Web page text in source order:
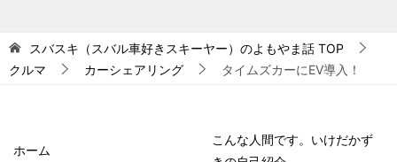
スバスキ（スバル車好きスキーヤー）のよもやま話 TOP
クルマ
カーシェアリング タイムズカーにEV導入！
ホーム
こんな人間です。いけだかず